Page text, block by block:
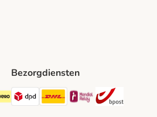
Method
Payment Method
Bezorgdiensten
Dpd Shipping Method
DHL Shipping Method
Mondial Relay